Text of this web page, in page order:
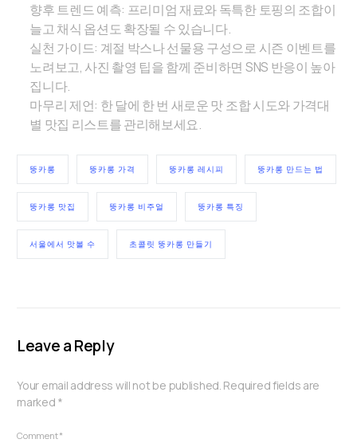
향후 트렌드 예측: 프리미엄 재료와 독특한 토핑의 조합이
늘고 채식 옵션도 확장될 수 있습니다.
실천 가이드: 계절 박스나 선물용 구성으로 시즌 이벤트를
노려보고, 사진 촬영 팁을 함께 준비하면 SNS 반응이 높아
집니다.
마무리 제언: 한 달에 한 번 새로운 맛 조합 시도와 가격대
별 맛집 리스트를 관리해보세요.
뚱카롱 뚱카롱 가격 뚱카롱 레시피 뚱카롱 만드는 법
뚱카롱 맛집 뚱카롱 비주얼 뚱카롱 특징
서울에서 맛볼 수 초콜릿 뚱카롱 만들기
Leave a Reply
Your email address will not be published. Required fields are
marked *
Comment*